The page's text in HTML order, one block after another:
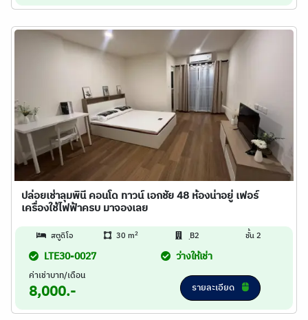
ปล่อยเช่าลุมพินี คอนโด ทาวน์ เอกชัย 48 ห้องน่าอยู่ เฟอร์
เครื่องใช้ไฟฟ้าครบ มาจองเลย
สตูดิโอ 30 m2 ฺB2 ชั้น 2
LTE30-0027 ว่างให้เช่า
ค่าเช่าบาท/เดือน
8,000.- รายละเอียด